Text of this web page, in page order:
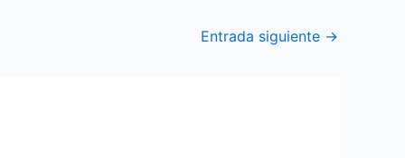
Entrada siguiente →